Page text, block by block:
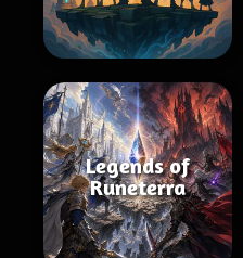
Legends of
Runeterra